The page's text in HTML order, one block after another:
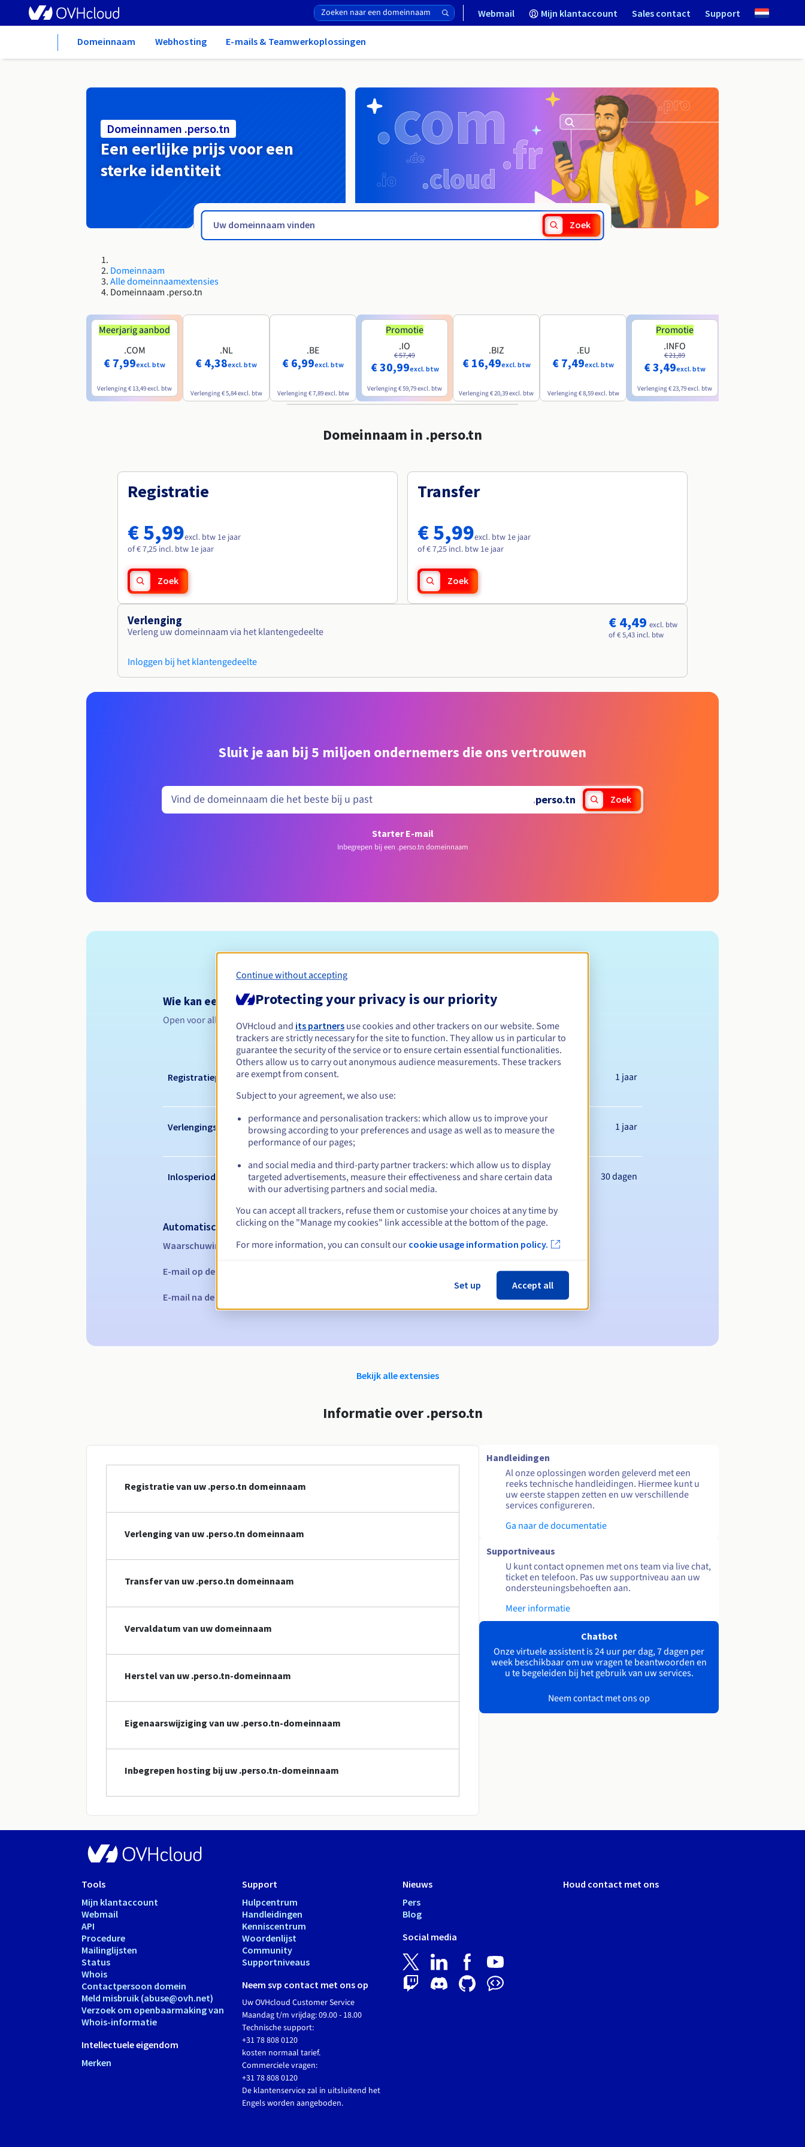
Webmail Mijn klantaccount Sales contact Support
Domeinnaam Webhosting E-mails & Teamwerkoplossingen
Domeinnamen .perso.tn
Een eerlijke prijs voor een
sterke identiteit
Zoek
Domeinnaam
Alle domeinnaamextensies
Domeinnaam .perso.tn
Meerjarig aanbod
.COM
€ 7,99excl. btw
Verlenging € 13,49excl. btw
.NL
€ 4,38excl. btw
Verlenging € 5,84excl. btw
.BE
€ 6,99excl. btw
Verlenging € 7,89excl. btw
Promotie
.IO
€ 57,49
€ 30,99excl. btw
Verlenging € 59,79excl. btw
.BIZ
€ 16,49excl. btw
Verlenging € 20,39excl. btw
.EU
€ 7,49excl. btw
Verlenging € 8,59excl. btw
Promotie
.INFO
€ 21,89
€ 3,49excl. btw
Verlenging € 23,79excl. btw
Domeinnaam in .perso.tn
Registratie
€ 5,99excl. btw 1e jaar
of € 7,25 incl. btw 1e jaar
Zoek
Transfer
€ 5,99excl. btw 1e jaar
of € 7,25 incl. btw 1e jaar
Zoek
Verlenging
Verleng uw domeinnaam via het klantengedeelte
Inloggen bij het klantengedeelte
€ 4,49 excl. btw
of € 5,43 incl. btw
Sluit je aan bij 5 miljoen ondernemers die ons vertrouwen
.perso.tn Zoek
Starter E-mail
Inbegrepen bij een .perso.tn domeinnaam
Toelatingsvoorwaarden
Wie kan een .perso.tn registreren?
Open voor alle natuurlijke of rechtspersonen, zonder geografische beperking.
Beheerregels en meldingen
Registratieperiode 1 jaar
Verlengingsperiode 1 jaar
Inlosperiode 30 dagen
Automatische meldingen:
Waarschuwings-e-mails:60, 30, 15, 7 en 3 dagen vóór de vervaldatum
E-mail op de vervaldatum
E-mail na de Redemption Grace Period om de verwijdering van de domeinnaam te melden
Bekijk alle extensies
Informatie over .perso.tn
Registratie van uw .perso.tn domeinnaam
Verlenging van uw .perso.tn domeinnaam
Transfer van uw .perso.tn domeinnaam
Vervaldatum van uw domeinnaam
Herstel van uw .perso.tn-domeinnaam
Eigenaarswijziging van uw .perso.tn-domeinnaam
Inbegrepen hosting bij uw .perso.tn-domeinnaam
Handleidingen
Al onze oplossingen worden geleverd met een
reeks technische handleidingen. Hiermee kunt u
uw eerste stappen zetten en uw verschillende
services configureren.
Ga naar de documentatie
Supportniveaus
U kunt contact opnemen met ons team via live chat,
ticket en telefoon. Pas uw supportniveau aan uw
ondersteuningsbehoeften aan.
Meer informatie
Chatbot
Onze virtuele assistent is 24 uur per dag, 7 dagen per
week beschikbaar om uw vragen te beantwoorden en
u te begeleiden bij het gebruik van uw services.
Neem contact met ons op
Tools
Mijn klantaccount
Webmail
API
Procedure
Mailinglijsten
Status
Whois
Contactpersoon domein
Meld misbruik (abuse@ovh.net)
Verzoek om openbaarmaking van
Whois-informatie
Intellectuele eigendom
Merken
Support
Hulpcentrum
Handleidingen
Kenniscentrum
Woordenlijst
Community
Supportniveaus
Neem svp contact met ons op
Uw OVHcloud Customer Service
Maandag t/m vrijdag: 09.00 - 18.00
Technische support:
+31 78 808 0120
kosten normaal tarief.
Commerciele vragen:
+31 78 808 0120
De klantenservice zal in uitsluitend het
Engels worden aangeboden.
Nieuws
Pers
Blog
Social media
Houd contact met ons
Continue without accepting
Protecting your privacy is our priority
OVHcloud and its partners use cookies and other trackers on our website. Some
trackers are strictly necessary for the site to function. They allow us in particular to
guarantee the security of the service or to ensure certain essential functionalities.
Others allow us to carry out anonymous audience measurements. These trackers
are exempt from consent.
Subject to your agreement, we also use:
performance and personalisation trackers: which allow us to improve your
browsing according to your preferences and usage as well as to measure the
performance of our pages;
and social media and third-party partner trackers: which allow us to display
targeted advertisements, measure their effectiveness and share certain data
with our advertising partners and social media.
You can accept all trackers, refuse them or customise your choices at any time by
clicking on the "Manage my cookies" link accessible at the bottom of the page.
For more information, you can consult our cookie usage information policy.
Set up Accept all